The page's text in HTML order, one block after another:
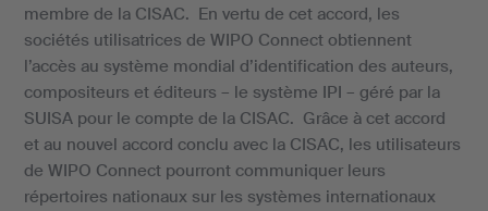
membre de la CISAC. En vertu de cet accord, les
sociétés utilisatrices de WIPO Connect obtiennent
l’accès au système mondial d’identification des auteurs,
compositeurs et éditeurs – le système IPI – géré par la
SUISA pour le compte de la CISAC. Grâce à cet accord
et au nouvel accord conclu avec la CISAC, les utilisateurs
de WIPO Connect pourront communiquer leurs
répertoires nationaux sur les systèmes internationaux